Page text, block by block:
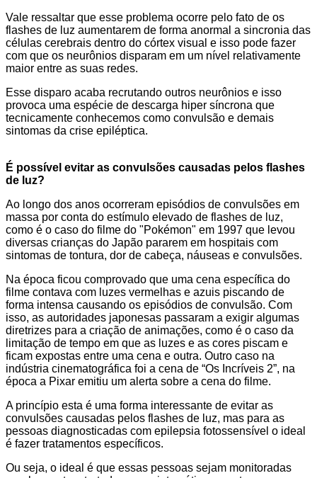
Vale ressaltar que esse problema ocorre pelo fato de os
flashes de luz aumentarem de forma anormal a sincronia das
células cerebrais dentro do córtex visual e isso pode fazer
com que os neurônios disparam em um nível relativamente
maior entre as suas redes.
Esse disparo acaba recrutando outros neurônios e isso
provoca uma espécie de descarga hiper síncrona que
tecnicamente conhecemos como convulsão e demais
sintomas da crise epiléptica.
É possível evitar as convulsões causadas pelos flashes
de luz?
Ao longo dos anos ocorreram episódios de convulsões em
massa por conta do estímulo elevado de flashes de luz,
como é o caso do filme do "Pokémon" em 1997 que levou
diversas crianças do Japão pararem em hospitais com
sintomas de tontura, dor de cabeça, náuseas e convulsões.
Na época ficou comprovado que uma cena específica do
filme contava com luzes vermelhas e azuis piscando de
forma intensa causando os episódios de convulsão. Com
isso, as autoridades japonesas passaram a exigir algumas
diretrizes para a criação de animações, como é o caso da
limitação de tempo em que as luzes e as cores piscam e
ficam expostas entre uma cena e outra. Outro caso na
indústria cinematográfica foi a cena de “Os Incríveis 2”, na
época a Pixar emitiu um alerta sobre a cena do filme.
A princípio esta é uma forma interessante de evitar as
convulsões causadas pelos flashes de luz, mas para as
pessoas diagnosticadas com epilepsia fotossensível o ideal
é fazer tratamentos específicos.
Ou seja, o ideal é que essas pessoas sejam monitoradas